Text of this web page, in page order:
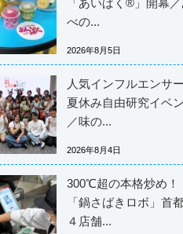
べの...
2026年8月5日
人気インフルエンサ
夏休み自由研究イベ
／味の...
2026年8月4日
300℃超の本格炒め！
「鍋さばきロボ」首
４店舗...